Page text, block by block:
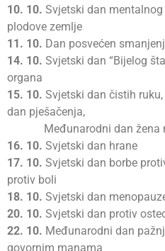
10. 10. Svjetski dan
plodove zemlje
11. 10. Dan posvećen
14. 10. Svjetski dan “Bijelog
organa
15. 10. Svjetski dan čistih
dan pješačenja,
Međunarodni dan žena
16. 10. Svjetski dan hrane
17. 10. Svjetski dan borbe
protiv boli
18. 10. Svjetski dan
20. 10. Svjetski dan protiv
22. 10. Međunarodni dan
govornim manama